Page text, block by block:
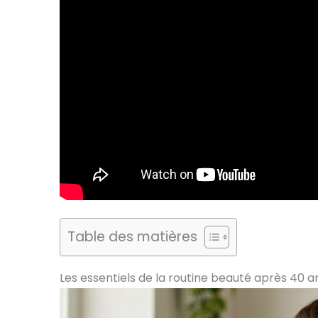
Table des matières
Les essentiels de la routine beauté après 40